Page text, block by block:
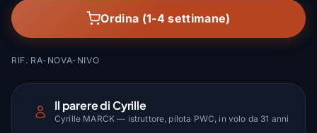
Ordina (1-4 settimane)
RIF. RA-NOVA-NIVO
Il parere di Cyrille
Cyrille MARCK — istruttore, pilota PWC, in volo da 31 anni